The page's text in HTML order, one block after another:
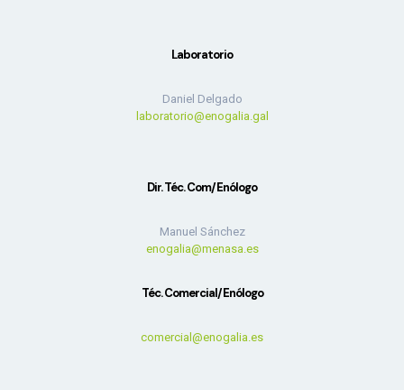
Laboratorio
Daniel Delgado
laboratorio@enogalia.gal
Dir. Téc. Com/Enólogo
Manuel Sánchez
enogalia@menasa.es
Téc. Comercial/Enólogo
comercial@enogalia.es